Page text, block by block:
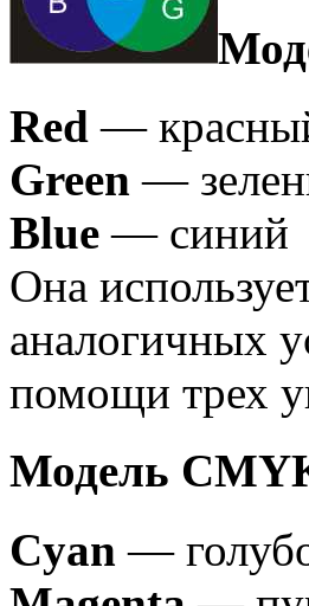
Red —
Green —
Blue — синий
Она
аналогичных
помощи трех
Модель
Cyan —